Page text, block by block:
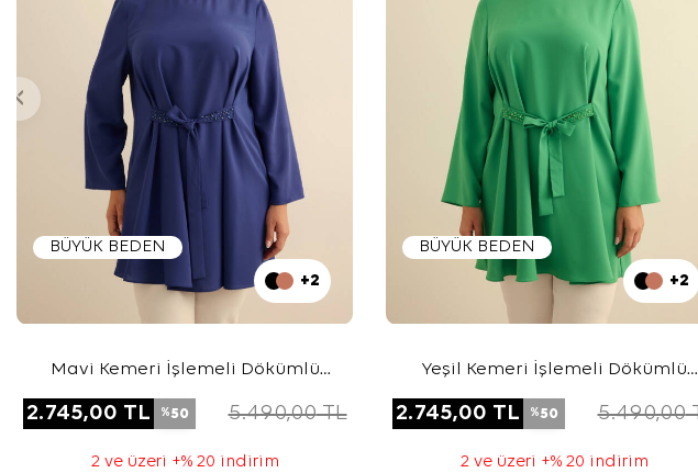
BÜYÜK BEDEN
+2
Mavi Kemeri İşlemeli Dökümlü
2.745,00 TL %50 5.490,00TL
2 ve üzeri +% 20 indirim
BÜYÜK BEDEN
+2
Yeşil Kemeri İşlemeli Dökümlü
2.745,00 TL %50 5.490,00
2 ve üzeri +% 20 indirim